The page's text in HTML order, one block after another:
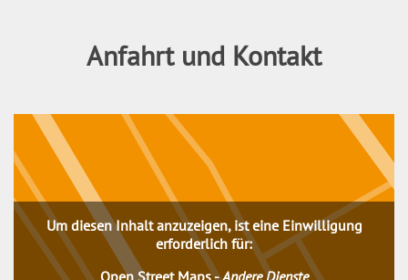
Anfahrt und Kontakt
Um diesen Inhalt anzuzeigen, ist eine Einwilligung
erforderlich für: